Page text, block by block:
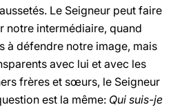
Le Seigneur peut faire
notre intermédiaire, quand
à défendre notre image, mais
avec lui et avec les
frères et sœurs, le Seigneur
est la même: Qui suis-je